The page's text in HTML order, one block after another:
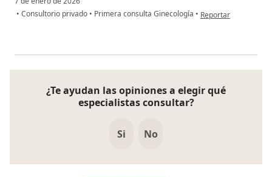
• Consultorio privado • Primera consulta Ginecología • en opinión del
Reportar
¿Te ayudan las opiniones a elegir qué
especialistas consultar?
Si No